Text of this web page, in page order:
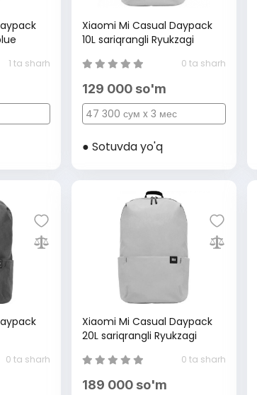
1 ta sharh
Xiaomi Mi Casual Daypack
10L sariqrangli Ryukzagi
0 ta sharh
129 000 so'm
47 300 сум x 3 мес
● Sotuvda yo'q
0 ta sharh
Xiaomi Mi Casual Daypack
20L sariqrangli Ryukzagi
0 ta sharh
189 000 so'm